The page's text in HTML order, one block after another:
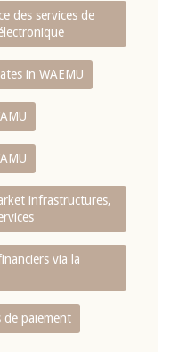
des services de
in WAEMU
infrastructures,
via la
de paiement